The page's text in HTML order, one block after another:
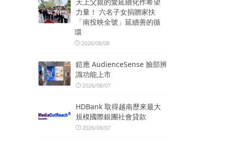
力量！ 六名子女捐贈家扶
「南投映全號」延續善的循
環
2026/08/08
鎧應 AudienceSense 臉部辨
識功能上市
2026/08/07
HDBank 取得越南歷來最大
規模國際銀團社會貸款
2026/08/07